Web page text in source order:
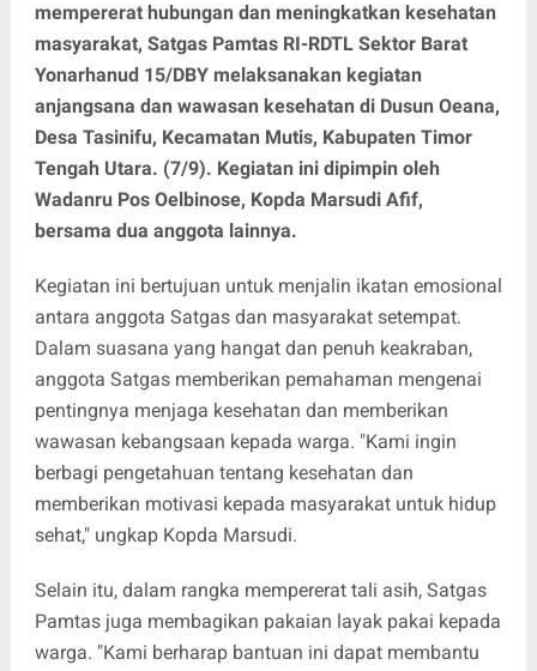
mempererat hubungan dan meningkatkan kesehatan
masyarakat, Satgas Pamtas RI-RDTL Sektor Barat
Yonarhanud 15/DBY melaksanakan kegiatan
anjangsana dan wawasan kesehatan di Dusun Oeana,
Desa Tasinifu, Kecamatan Mutis, Kabupaten Timor
Tengah Utara. (7/9). Kegiatan ini dipimpin oleh
Wadanru Pos Oelbinose, Kopda Marsudi Afif,
bersama dua anggota lainnya.
Kegiatan ini bertujuan untuk menjalin ikatan emosional
antara anggota Satgas dan masyarakat setempat.
Dalam suasana yang hangat dan penuh keakraban,
anggota Satgas memberikan pemahaman mengenai
pentingnya menjaga kesehatan dan memberikan
wawasan kebangsaan kepada warga. "Kami ingin
berbagi pengetahuan tentang kesehatan dan
memberikan motivasi kepada masyarakat untuk hidup
sehat," ungkap Kopda Marsudi.
Selain itu, dalam rangka mempererat tali asih, Satgas
Pamtas juga membagikan pakaian layak pakai kepada
warga. "Kami berharap bantuan ini dapat membantu